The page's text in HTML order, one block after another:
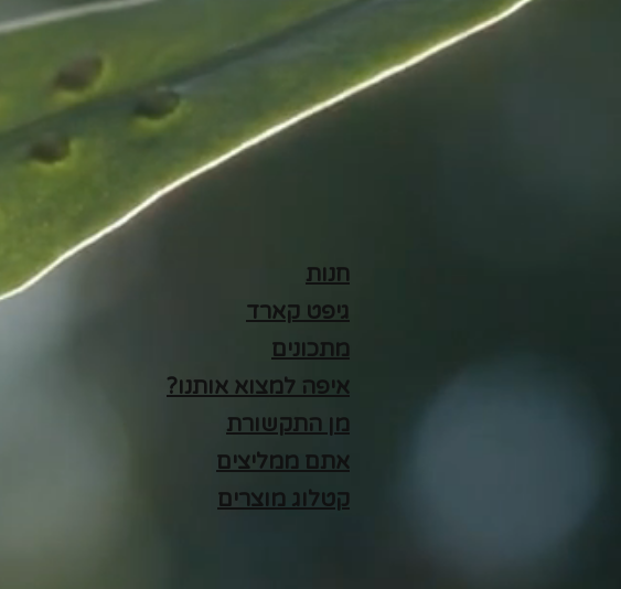
חנות
גיפט קארד
מתכונים
איפה למצוא אותנו?
מן התקשורת
אתם ממליצים
קטלוג מוצרים